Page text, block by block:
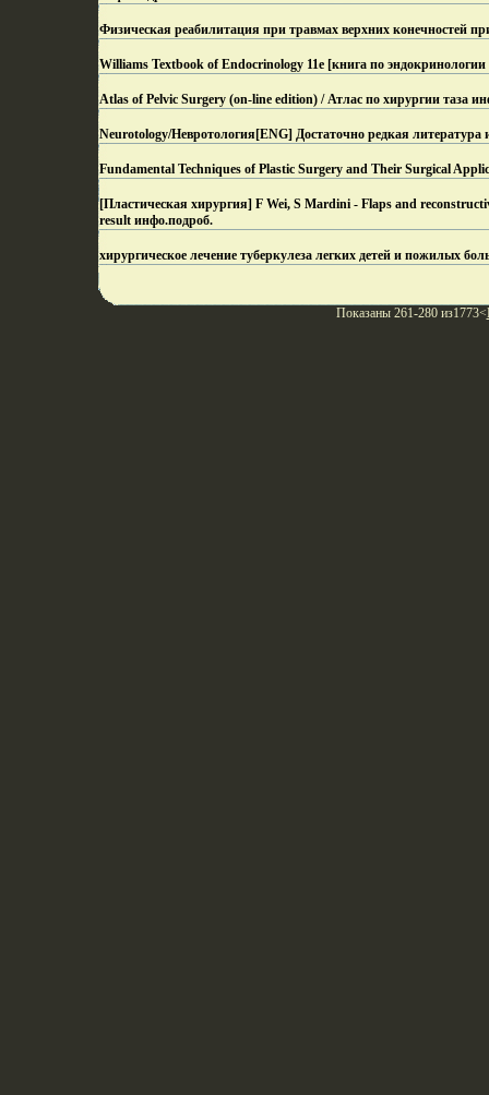
Физическая реабилитация при травмах верхних конечностей
Williams Textbook of Endocrinology 11e [книга по
Atlas of Pelvic Surgery (on-line edition) / Атлас по хирургии таза
Neurotology/Невротология[ENG] Достаточно редкая литература
Fundamental Techniques of Plastic Surgery and Their Surgical
[Пластическая хирургия] F Wei, S Mardini - Flaps and
result инфо.подроб.
хирургическое лечение туберкулеза легких детей и пожилых
Показаны 261-280 из1773<